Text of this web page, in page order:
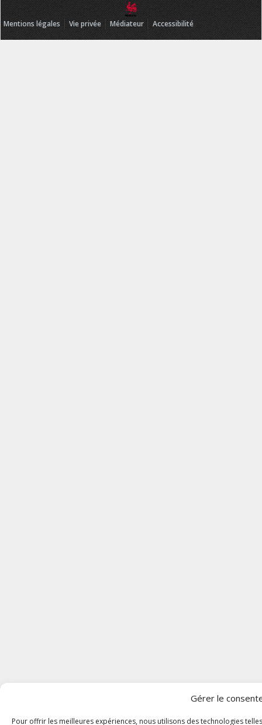
Gérer le
Pour offrir les meilleures expériences, nous utilisons des technologies
Mentions légales Vie privée Médiateur Accessibilité